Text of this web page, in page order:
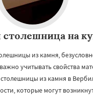
столешница на
из камня,
учитывать свойства
столешницы из камня в
которые могут